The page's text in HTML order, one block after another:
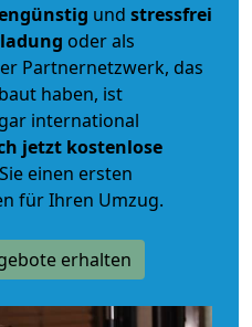
und stressfrei
oder als
Partnernetzwerk, das
haben, ist
international
jetzt kostenlose
einen ersten
für Ihren Umzug.
erhalten